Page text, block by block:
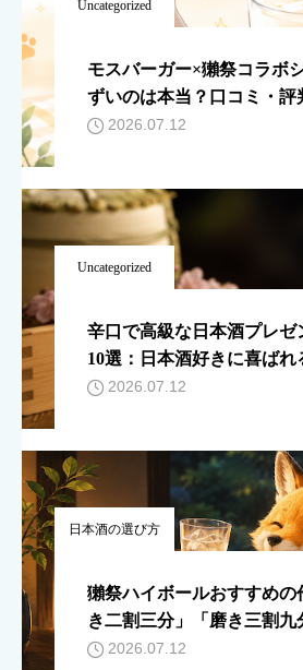
Uncategorized
モスバーガー×獺祭コラボ
ずいのは本当？口コミ・評
状況を解説
2026.07.12
Uncategorized
辛口で高級な日本酒プレゼ
10選：日本酒好きに喜ばれ
厳選2026.07.12
日本酒の選び方
獺祭ハイボールおすすめの
き二割三分」「磨き三割九
吟醸 45」の違いも解説
2026.07.12